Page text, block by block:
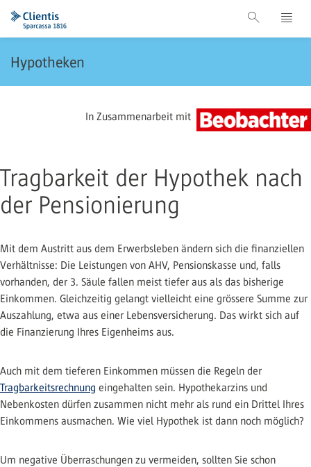
Hypotheken
In Zusammenarbeit mit
Tragbarkeit der Hypothek nach
der Pensionierung
Mit dem Austritt aus dem Erwerbsleben ändern sich die finanziellen
Verhältnisse: Die Leistungen von AHV, Pensionskasse und, falls
vorhanden, der 3. Säule fallen meist tiefer aus als das bisherige
Einkommen. Gleichzeitig gelangt vielleicht eine grössere Summe zur
Auszahlung, etwa aus einer Lebensversicherung. Das wirkt sich auf
die Finanzierung Ihres Eigenheims aus.
Auch mit dem tieferen Einkommen müssen die Regeln der
Tragbarkeitsrechnung eingehalten sein. Hypothekarzins und
Nebenkosten dürfen zusammen nicht mehr als rund ein Drittel Ihres
Einkommens ausmachen. Wie viel Hypothek ist dann noch möglich?
​​​​​​Um negative Überraschungen zu vermeiden, sollten Sie schon